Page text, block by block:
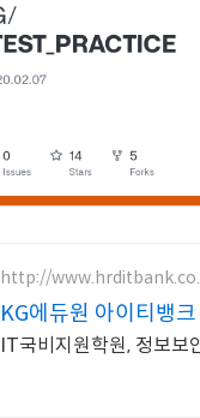
http://
KG에듀원 아이티뱅
IT국비지원학원, 정보보